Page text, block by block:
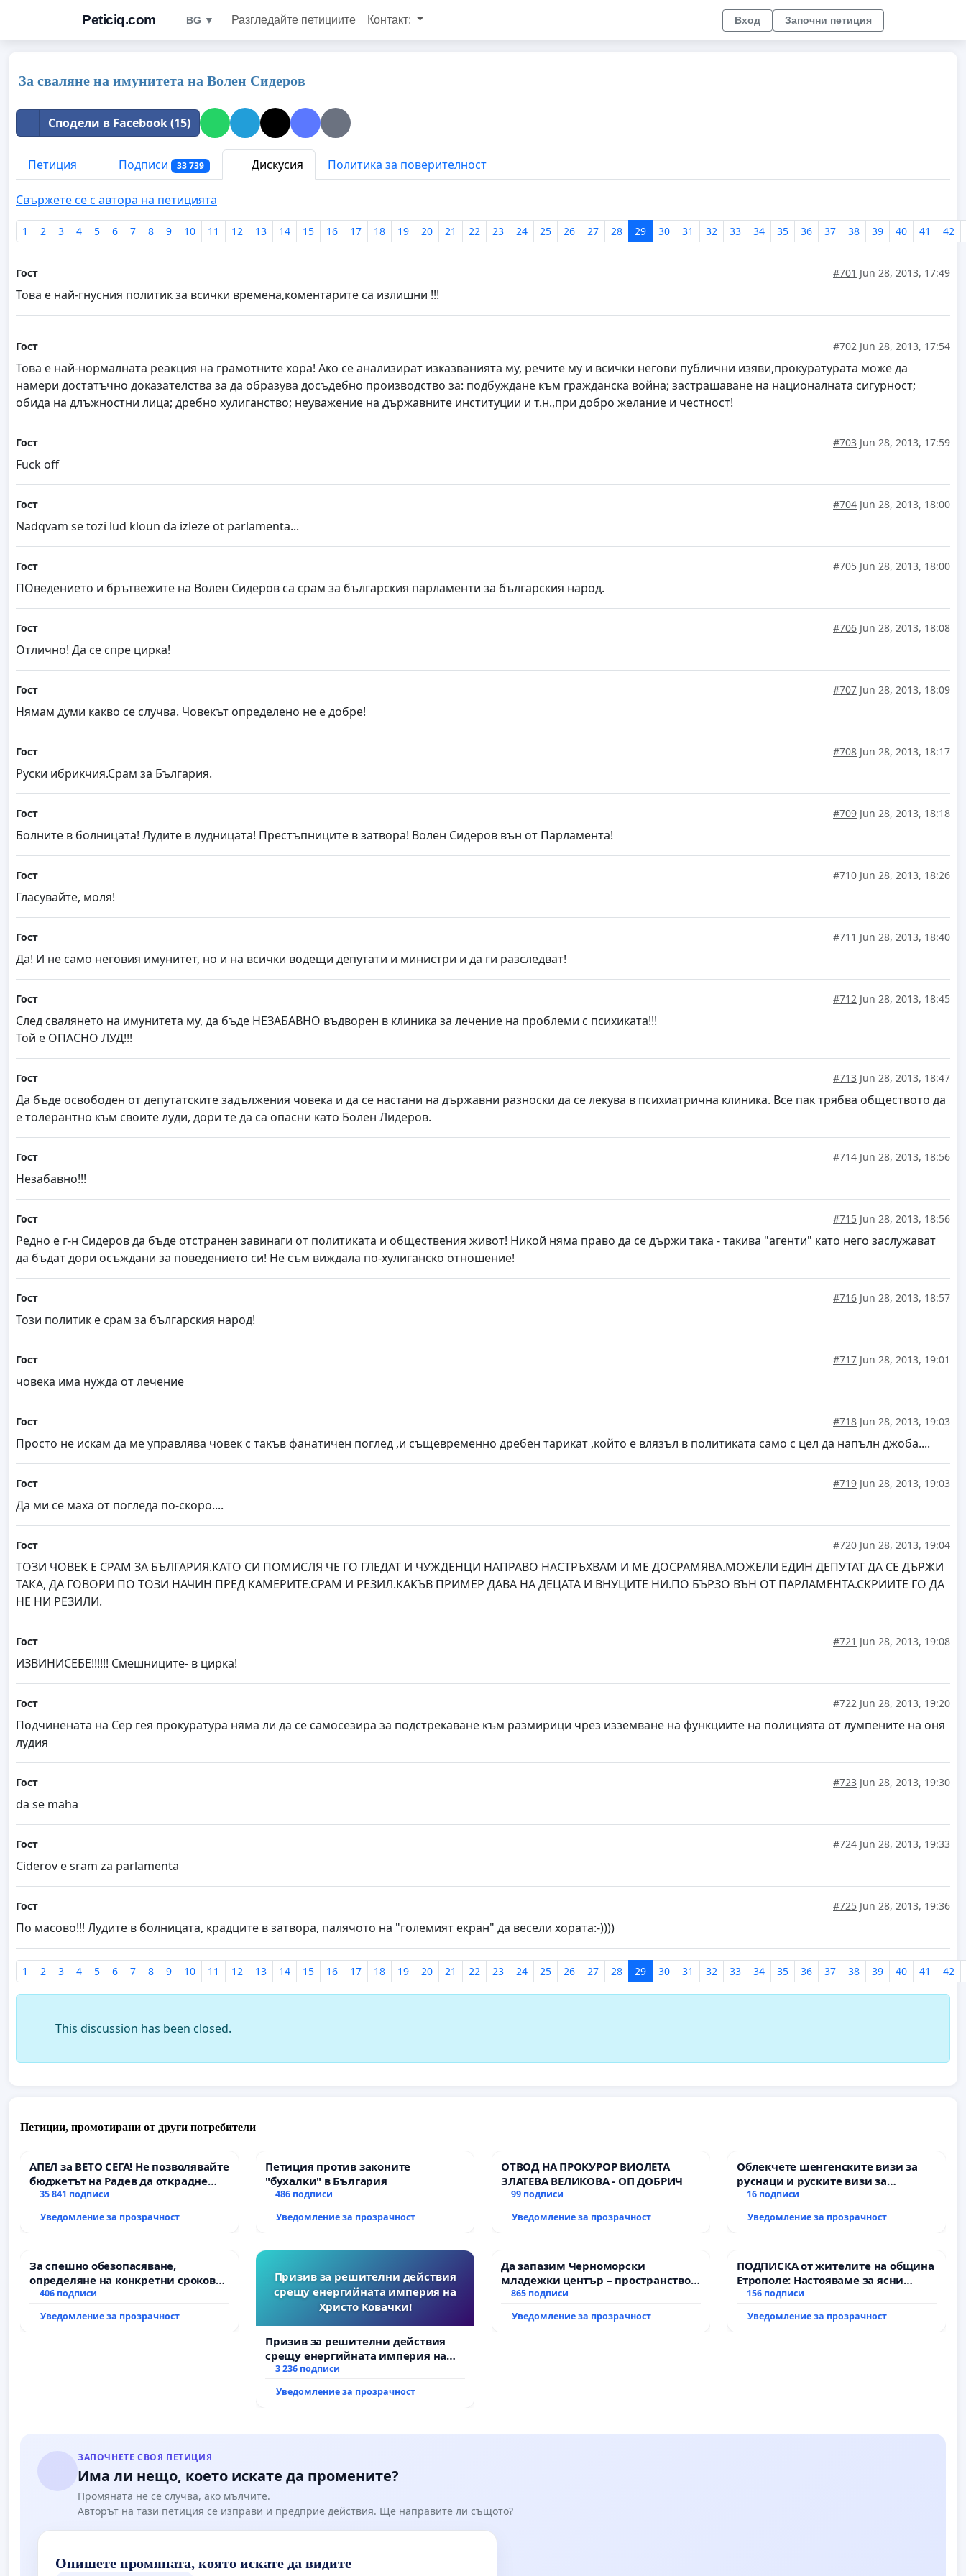
Peticiq.com BG ▼ Разгледайте петициите Контакт: Вход Започни петиция
За сваляне на имунитета на Волен Сидеров
Сподели в Facebook (15)
Петиция Подписи 33 739 Дискусия Политика за поверителност
Свържете се с автора на петицията
1 2 3 4 5 6 7 8 9 10 11 12 13 14 15 16 17 18 19 20 21 22 23 24 25 26 27 28 29 30 31 32 33 34 35 36 37 38 39 40 41 42
Гост #701 Jun 28, 2013, 17:49
Това е най-гнусния политик за всички времена,коментарите са излишни !!!
Гост #702 Jun 28, 2013, 17:54
Това е най-нормалната реакция на грамотните хора! Ако се анализират изказванията му, речите му и всички негови публични изяви,прокуратурата може да
намери достатъчно доказателства за да образува досъдебно производство за: подбуждане към гражданска война; застрашаване на националната сигурност;
обида на длъжностни лица; дребно хулиганство; неуважение на държавните институции и т.н.,при добро желание и честност!
Гост #703 Jun 28, 2013, 17:59
Fuck off
Гост #704 Jun 28, 2013, 18:00
Nadqvam se tozi lud kloun da izleze ot parlamenta...
Гост #705 Jun 28, 2013, 18:00
ПОведението и брътвежите на Волен Сидеров са срам за българския парламенти за българския народ.
Гост #706 Jun 28, 2013, 18:08
Отлично! Да се спре цирка!
Гост #707 Jun 28, 2013, 18:09
Нямам думи какво се случва. Човекът определено не е добре!
Гост #708 Jun 28, 2013, 18:17
Руски ибрикчия.Срам за България.
Гост #709 Jun 28, 2013, 18:18
Болните в болницата! Лудите в лудницата! Престъпниците в затвора! Волен Сидеров вън от Парламента!
Гост #710 Jun 28, 2013, 18:26
Гласувайте, моля!
Гост #711 Jun 28, 2013, 18:40
Да! И не само неговия имунитет, но и на всички водещи депутати и министри и да ги разследват!
Гост #712 Jun 28, 2013, 18:45
След свалянето на имунитета му, да бъде НЕЗАБАВНО въдворен в клиника за лечение на проблеми с психиката!!!
Той е ОПАСНО ЛУД!!!
Гост #713 Jun 28, 2013, 18:47
Да бъде освободен от депутатските задължения човека и да се настани на държавни разноски да се лекува в психиатрична клиника. Все пак трябва обществото да
е толерантно към своите луди, дори те да са опасни като Болен Лидеров.
Гост #714 Jun 28, 2013, 18:56
Незабавно!!!
Гост #715 Jun 28, 2013, 18:56
Редно е г-н Сидеров да бъде отстранен завинаги от политиката и обществения живот! Никой няма право да се държи така - такива "агенти" като него заслужават
да бъдат дори осъждани за поведението си! Не съм виждала по-хулиганско отношение!
Гост #716 Jun 28, 2013, 18:57
Този политик е срам за българския народ!
Гост #717 Jun 28, 2013, 19:01
човека има нужда от лечение
Гост #718 Jun 28, 2013, 19:03
Просто не искам да ме управлява човек с такъв фанатичен поглед ,и същевременно дребен тарикат ,който е влязъл в политиката само с цел да напълн джоба....
Гост #719 Jun 28, 2013, 19:03
Да ми се маха от погледа по-скоро....
Гост #720 Jun 28, 2013, 19:04
ТОЗИ ЧОВЕК Е СРАМ ЗА БЪЛГАРИЯ.КАТО СИ ПОМИСЛЯ ЧЕ ГО ГЛЕДАТ И ЧУЖДЕНЦИ НАПРАВО НАСТРЪХВАМ И МЕ ДОСРАМЯВА.МОЖЕЛИ ЕДИН ДЕПУТАТ ДА СЕ ДЪРЖИ
ТАКА, ДА ГОВОРИ ПО ТОЗИ НАЧИН ПРЕД КАМЕРИТЕ.СРАМ И РЕЗИЛ.КАКЪВ ПРИМЕР ДАВА НА ДЕЦАТА И ВНУЦИТЕ НИ.ПО БЪРЗО ВЪН ОТ ПАРЛАМЕНТА.СКРИИТЕ ГО ДА
НЕ НИ РЕЗИЛИ.
Гост #721 Jun 28, 2013, 19:08
ИЗВИНИСЕБЕ!!!!!! Смешниците- в цирка!
Гост #722 Jun 28, 2013, 19:20
Подчинената на Сер гея прокуратура няма ли да се самосезира за подстрекаване към размирици чрез изземване на функциите на полицията от лумпените на оня
лудия
Гост #723 Jun 28, 2013, 19:30
da se maha
Гост #724 Jun 28, 2013, 19:33
Ciderov e sram za parlamenta
Гост #725 Jun 28, 2013, 19:36
По масово!!! Лудите в болницата, крадците в затвора, палячото на "големият екран" да весели хората:-))))
1 2 3 4 5 6 7 8 9 10 11 12 13 14 15 16 17 18 19 20 21 22 23 24 25 26 27 28 29 30 31 32 33 34 35 36 37 38 39 40 41 42
This discussion has been closed.
Петиции, промотирани от други потребители
АПЕЛ за ВЕТО СЕГА! Не позволявайте
бюджетът на Радев да открадне
парите и правата ни в тъмното
35 841 подписи
Уведомление за прозрачност
Петиция против законите
"бухалки" в България
486 подписи
Уведомление за прозрачност
ОТВОД НА ПРОКУРОР ВИОЛЕТА
ЗЛАТЕВА ВЕЛИКОВА - ОП ДОБРИЧ
99 подписи
Уведомление за прозрачност
Облекчете шенгенските визи за
руснаци и руските визи за
българи
16 подписи
Уведомление за прозрачност
За спешно обезопасяване,
определяне на конкретни срокове
и извършване на цялостна
републиканския път между пътен
406 подписи
Уведомление за прозрачност
Призив за решителни действия
срещу енергийната империя на
Христо Ковачки!
Призив за решителни действия
срещу енергийната империя на
Христо Ковачки!
3 236 подписи
Уведомление за прозрачност
Да запазим Черноморски
младежки център – пространство
за младите на Варна
865 подписи
Уведомление за прозрачност
ПОДПИСКА от жителите на община
Етрополе: Настояваме за ясни
гаранции от “Елаците-МЕД” АД и от
всички екологични норми!
156 подписи
Уведомление за прозрачност
ЗАПОЧНЕТЕ СВОЯ ПЕТИЦИЯ
Има ли нещо, което искате да промените?
Промяната не се случва, ако мълчите.
Авторът на тази петиция се изправи и предприе действия. Ще направите ли същото?
Опишете промяната, която искате да видите